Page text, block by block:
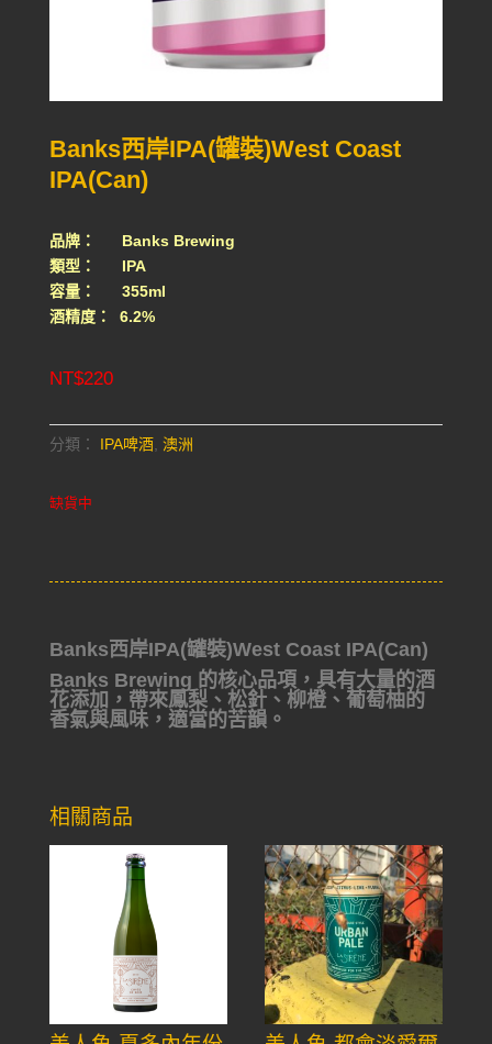
Banks西岸IPA(罐裝)West Coast
IPA(Can)
品牌： Banks Brewing
類型： IPA
容量： 355ml
酒精度： 6.2%
NT$220
分類： IPA啤酒, 澳洲
缺貨中
Banks西岸IPA(罐裝)West Coast IPA(Can)
Banks Brewing 的核心品項，具有大量的酒
花添加，帶來鳳梨、松針、柳橙、葡萄柚的
香氣與風味，適當的苦韻。
相關商品